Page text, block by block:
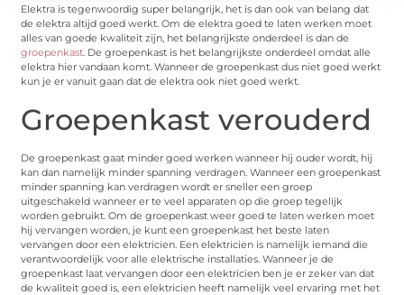
Elektra is tegenwoordig super belangrijk, het is dan ook van belang dat
de elektra altijd goed werkt. Om de elektra goed te laten werken moet
alles van goede kwaliteit zijn, het belangrijkste onderdeel is dan de
groepenkast. De groepenkast is het belangrijkste onderdeel omdat alle
elektra hier vandaan komt. Wanneer de groepenkast dus niet goed werkt
kun je er vanuit gaan dat de elektra ook niet goed werkt.
Groepenkast verouderd
De groepenkast gaat minder goed werken wanneer hij ouder wordt, hij
kan dan namelijk minder spanning verdragen. Wanneer een groepenkast
minder spanning kan verdragen wordt er sneller een groep
uitgeschakeld wanneer er te veel apparaten op die groep tegelijk
worden gebruikt. Om de groepenkast weer goed te laten werken moet
hij vervangen worden, je kunt een groepenkast het beste laten
vervangen door een elektricien. Een elektricien is namelijk iemand die
verantwoordelijk voor alle elektrische installaties. Wanneer je de
groepenkast laat vervangen door een elektricien ben je er zeker van dat
de kwaliteit goed is, een elektricien heeft namelijk veel ervaring met het